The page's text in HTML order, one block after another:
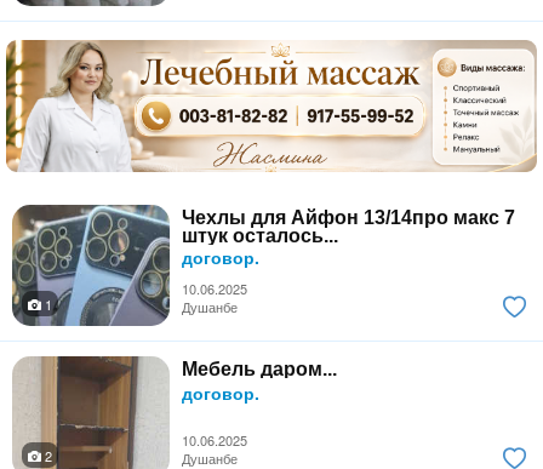
Чехлы для Айфон 13/14про макс 7
штук осталось...
договор.
10.06.2025
1
Душанбе
Мебель даром...
договор.
10.06.2025
2
Душанбе